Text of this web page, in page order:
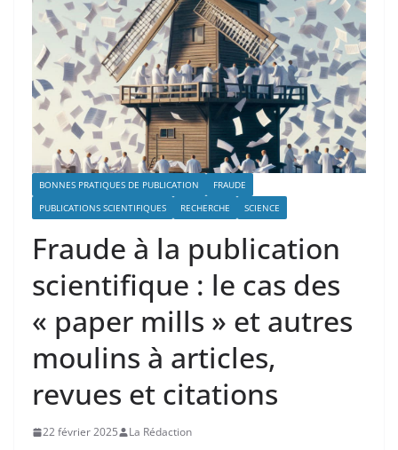
BONNES PRATIQUES DE PUBLICATION
FRAUDE
PUBLICATIONS SCIENTIFIQUES
RECHERCHE SCIENCE
Fraude à la publication
scientifique : le cas des
« paper mills » et autres
moulins à articles,
revues et citations
22 février 2025 La Rédaction